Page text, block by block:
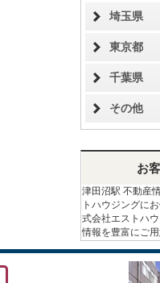
埼玉県
東京都
千葉県
その他
お
津田沼駅 不動産
トハウジングに
式会社エストハ
情報を豊富にご用